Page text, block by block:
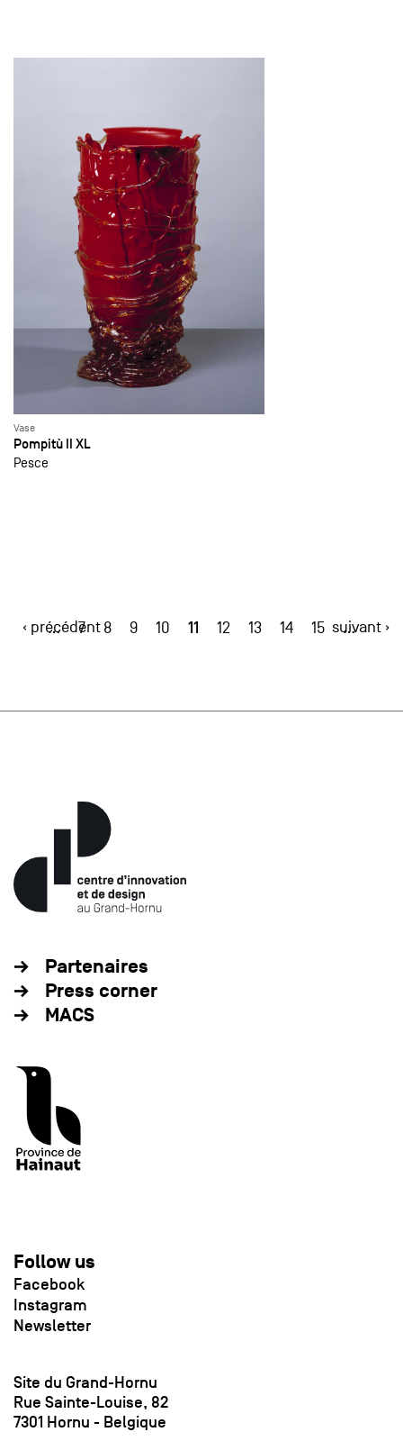
Vase
Pompitù II XL
Pesce
‹ précédent
… 7 8 9 10 11 12 13 14 15 …
suivant ›
Partenaires
Press corner
MACS
Follow us
Facebook
Instagram
Newsletter
Site du Grand-Hornu
Rue Sainte-Louise, 82
7301 Hornu - Belgique